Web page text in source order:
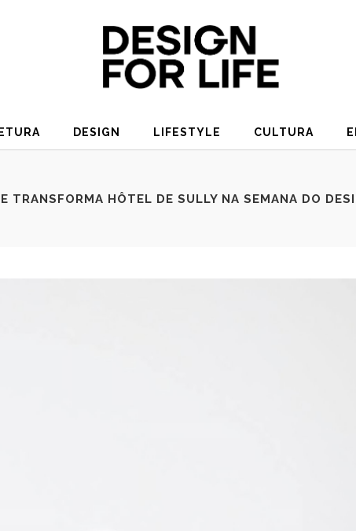
DESIGN LIFESTYLE CULTURA
TRANSFORMA HÔTEL DE SULLY NA SEMANA DO